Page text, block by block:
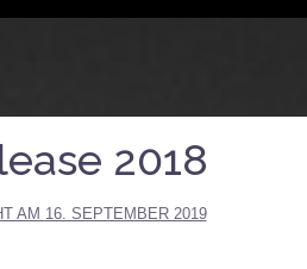
2018
AM 16. SEPTEMBER 2019